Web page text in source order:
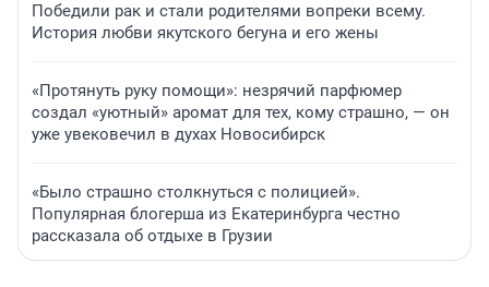
Победили рак и стали родителями вопреки всему.
История любви якутского бегуна и его жены
«Протянуть руку помощи»: незрячий парфюмер
создал «уютный» аромат для тех, кому страшно, — он
уже увековечил в духах Новосибирск
«Было страшно столкнуться с полицией».
Популярная блогерша из Екатеринбурга честно
рассказала об отдыхе в Грузии